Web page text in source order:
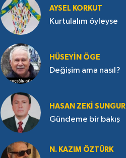
AYSEL KORKUT
Kurtulalım öyleyse
HÜSEYIN ÖGE
Değişim ama nasıl?
HASAN ZEKI SUNGUR
Gündeme bir bakış
N. KAZIM ÖZTÜRK